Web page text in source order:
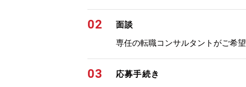
02
面談
専任の転職コンサルタントがご希
03
応募手続き